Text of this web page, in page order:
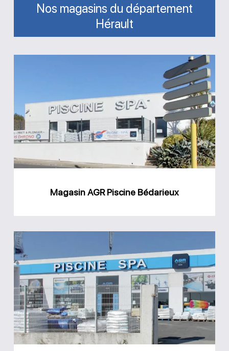
Nos magasins du département
Hérault
Piscine
Bédarieux
Magasin AGR Piscine Bédarieux
AGR
Piscine
Béziers